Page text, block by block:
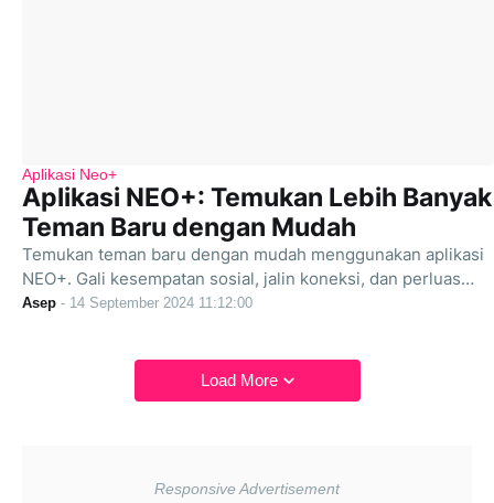
Aplikasi Neo+
Aplikasi NEO+: Temukan Lebih Banyak
Teman Baru dengan Mudah
Temukan teman baru dengan mudah menggunakan aplikasi
NEO+. Gali kesempatan sosial, jalin koneksi, dan perluas…
Asep - 14 September 2024 11:12:00
Load More